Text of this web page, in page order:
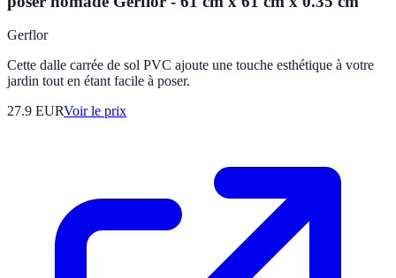
Gerflor
Cette dalle carrée de sol PVC ajoute une touche esthétique à votre
jardin tout en étant facile à poser.
27.9 EURVoir le prix